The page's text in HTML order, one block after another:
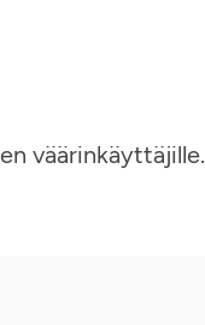
väärinkäyttäjille.